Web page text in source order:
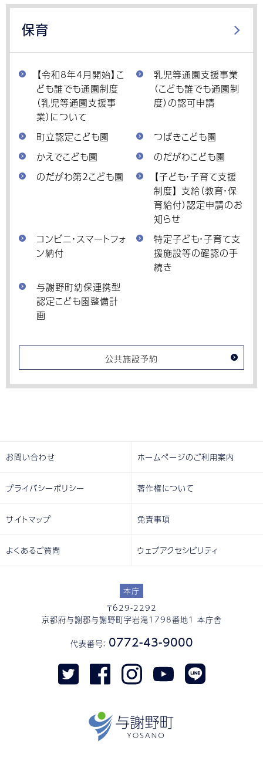
保育
【令和8年4月開始】こ
ども誰でも通園制度
（乳児等通園支援事
業）について
乳児等通園支援事業
（こども誰でも通園制
度）の認可申請
町立認定こども園
つばきこども園
かえでこども園
のだがわこども園
のだがわ第2こども園
【子ども・子育て支援
制度】 支給（教育・保
育給付）認定申請のお
知らせ
コンビニ・スマートフォ
ン納付
特定子ども・子育て支
援施設等の確認の手
続き
与謝野町幼保連携型
認定こども園整備計
画
公共施設予約
本庁
〒629-2292
京都府与謝郡与謝野町字岩滝1798番地1 本庁舎
代表番号： 0772-43-9000
お問い合わせ ホームページのご利用案内
プライバシーポリシー 著作権について
サイトマップ 免責事項
よくあるご質問 ウェブアクセシビリティ